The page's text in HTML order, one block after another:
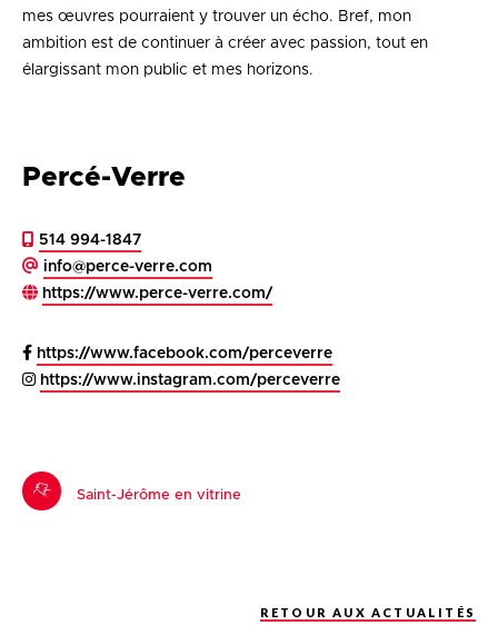
mes œuvres pourraient y trouver un écho. Bref, mon
ambition est de continuer à créer avec passion, tout en
élargissant mon public et mes horizons.
Percé-Verre
514 994-1847
info@perce-verre.com
https://www.perce-verre.com/
https://www.facebook.com/perceverre
https://www.instagram.com/perceverre
Saint-Jérôme en vitrine
RETOUR AUX ACTUALITÉS